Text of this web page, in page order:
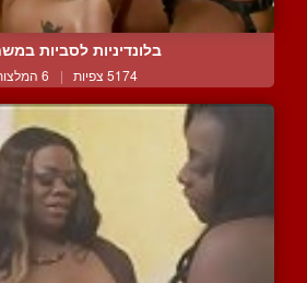
בלונדיניות לסביות
5174 צפיות | 6 המלצות